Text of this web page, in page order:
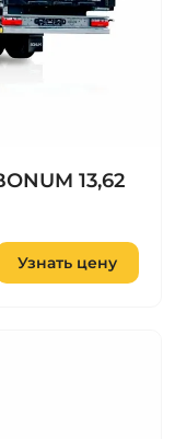
13,62
Узнать цену